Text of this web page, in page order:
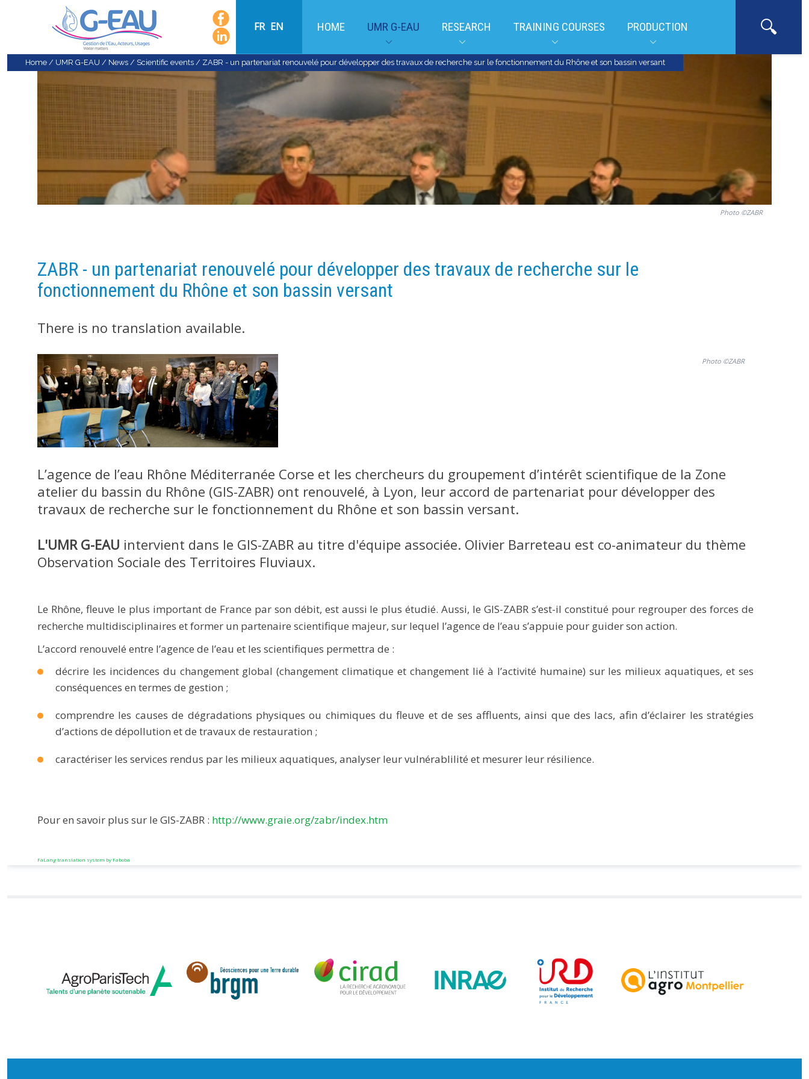
FR EN HOME UMR G-EAU RESEARCH TRAINING COURSES PRODUCTION
Home / UMR G-EAU / News / Scientific events / ZABR - un partenariat renouvelé pour développer des travaux de recherche sur le fonctionnement du Rhône et son bassin versant
Photo ©ZABR
ZABR - un partenariat renouvelé pour développer des travaux de recherche sur le
fonctionnement du Rhône et son bassin versant
There is no translation available.
Photo ©ZABR
L’agence de l’eau Rhône Méditerranée Corse et les chercheurs du groupement d’intérêt scientifique de la Zone
atelier du bassin du Rhône (GIS-ZABR) ont renouvelé, à Lyon, leur accord de partenariat pour développer des
travaux de recherche sur le fonctionnement du Rhône et son bassin versant.
L'UMR G-EAU intervient dans le GIS-ZABR au titre d'équipe associée. Olivier Barreteau est co-animateur du thème
Observation Sociale des Territoires Fluviaux.
Le Rhône, fleuve le plus important de France par son débit, est aussi le plus étudié. Aussi, le GIS-ZABR s’est-il constitué pour regrouper des forces de
recherche multidisciplinaires et former un partenaire scientifique majeur, sur lequel l’agence de l’eau s’appuie pour guider son action.
L’accord renouvelé entre l’agence de l’eau et les scientifiques permettra de :
décrire les incidences du changement global (changement climatique et changement lié à l’activité humaine) sur les milieux aquatiques, et ses
conséquences en termes de gestion ;
comprendre les causes de dégradations physiques ou chimiques du fleuve et de ses affluents, ainsi que des lacs, afin d’éclairer les stratégies
d’actions de dépollution et de travaux de restauration ;
caractériser les services rendus par les milieux aquatiques, analyser leur vulnérablilité et mesurer leur résilience.
Pour en savoir plus sur le GIS-ZABR : http://www.graie.org/zabr/index.htm
FaLang translation system by Faboba